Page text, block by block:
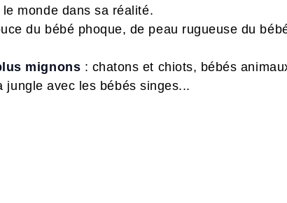
monde dans sa réalité.
du bébé phoque, de peau rugueuse du
mignons : chatons et chiots, bébés
avec les bébés singes...